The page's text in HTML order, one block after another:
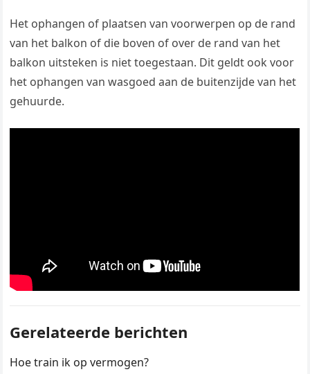
Het ophangen of plaatsen van voorwerpen op de rand
van het balkon of die boven of over de rand van het
balkon uitsteken is niet toegestaan. Dit geldt ook voor
het ophangen van wasgoed aan de buitenzijde van het
gehuurde.
Gerelateerde berichten
Hoe train ik op vermogen?